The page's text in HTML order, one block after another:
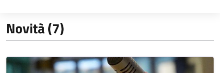
Novità (7)